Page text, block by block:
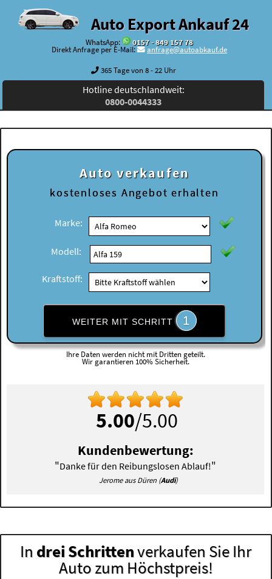
Auto Export Ankauf 24
WhatsApp:
0157 - 849 157 78
Direkt Anfrage per E-Mail:
anfrage@autoabkauf.de
365 Tage von 8 - 22 Uhr
Hotline deutschlandweit:
0800-0044333
Auto verkaufen
kostenloses Angebot erhalten
Marke:
Modell:
Kraftstoff:
WEITER MIT SCHRITT 1
Ihre Daten werden nicht mit Dritten geteilt.
Wir garantieren 100% Sicherheit.
5.00/5.00
Kundenbewertung:
"Danke für den Reibungslosen Ablauf!"
Jerome aus Düren (Audi)
In drei Schrittenverkaufen Sie Ihr
Auto zum Höchstpreis!